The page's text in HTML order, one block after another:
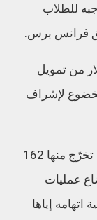
للطلاب
فرانس برس.
2.2 مليار دولار من تمويل
لإشراف
يشار إلى أن ترامب مستاء من الجامعة التي تخرّج منها 162
عمليات
إياها